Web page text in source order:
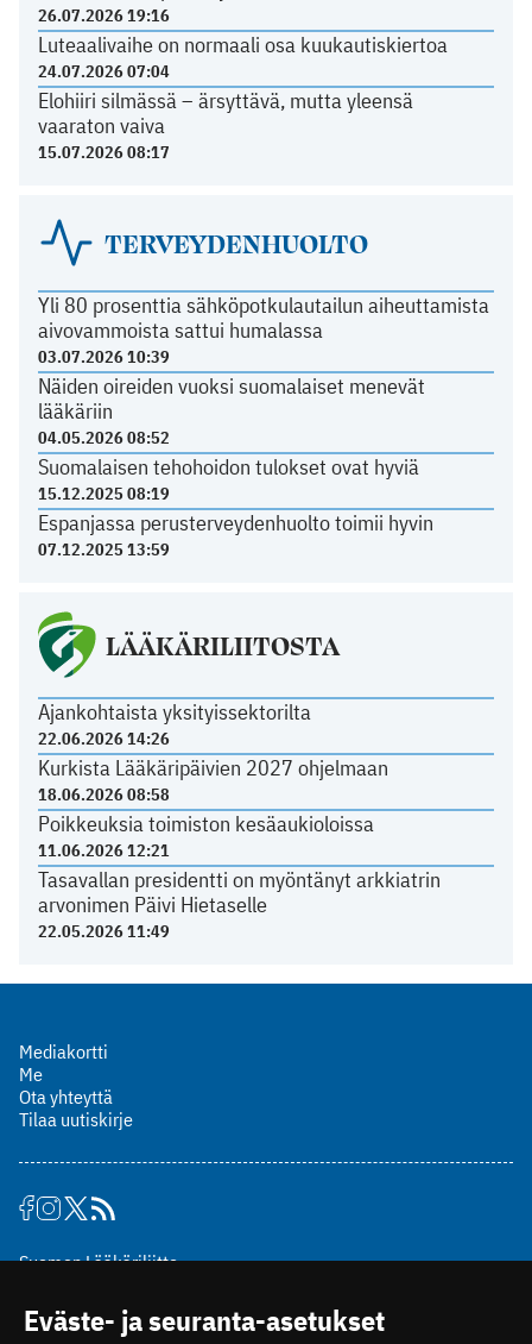
26.07.2026 19:16
Luteaalivaihe on normaali osa kuukautiskiertoa
24.07.2026 07:04
Elohiiri silmässä – ärsyttävä, mutta yleensä
vaaraton vaiva
15.07.2026 08:17
TERVEYDENHUOLTO
Yli 80 prosenttia sähköpotkulautailun aiheuttamista
aivovammoista sattui humalassa
03.07.2026 10:39
Näiden oireiden vuoksi suomalaiset menevät
lääkäriin
04.05.2026 08:52
Suomalaisen tehohoidon tulokset ovat hyviä
15.12.2025 08:19
Espanjassa perusterveydenhuolto toimii hyvin
07.12.2025 13:59
LÄÄKÄRILIITOSTA
Ajankohtaista yksityissektorilta
22.06.2026 14:26
Kurkista Lääkäripäivien 2027 ohjelmaan
18.06.2026 08:58
Poikkeuksia toimiston kesäaukioloissa
11.06.2026 12:21
Tasavallan presidentti on myöntänyt arkkiatrin
arvonimen Päivi Hietaselle
22.05.2026 11:49
Mediakortti
Me
Ota yhteyttä
Tilaa uutiskirje
Suomen Lääkäriliitto
00510 Helsinki
Eväste- ja seuranta-asetukset